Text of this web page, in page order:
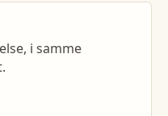
i samme